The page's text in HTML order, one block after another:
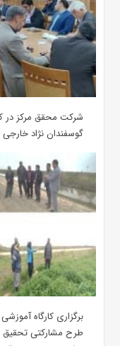
شرکت محقق مرکز در
گوسفندان نژاد
برگزاری کارگاه
طرح مشارکتی تحقیق و